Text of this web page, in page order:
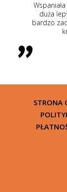
turmalinowa
niż w niejednej
z zakupu
polecam
STRONA